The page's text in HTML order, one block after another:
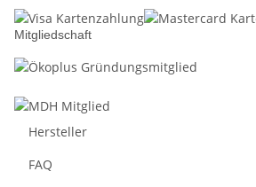
Mitgliedschaft
Hersteller
FAQ